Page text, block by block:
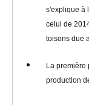
s'explique à
celui de
toisons due
La première
production